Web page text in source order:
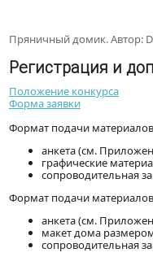
Пряничный домик. Автор:
Регистрация и
Положение конкурса
Форма заявки
Формат подачи
анкета (см.
графические
сопроводительная
Формат подачи
анкета (см.
макет дома
сопроводительная